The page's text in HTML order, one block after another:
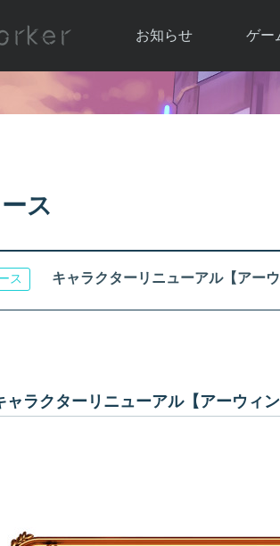
お知らせ
お知らせ一覧
ゲー
ソウ
アップ
ス
ス キャラクターリニューアル【アー
ャラクターリニューアル【アーウィ